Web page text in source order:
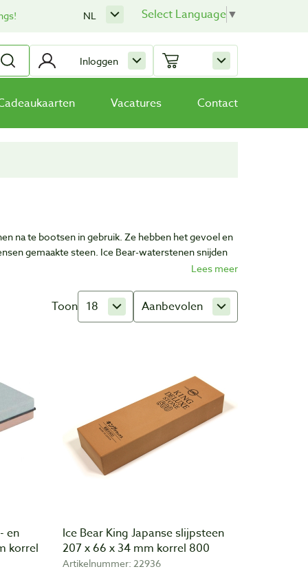
Select Language▼
NL
Inloggen
Vacatures Contact
na te bootsen in gebruik. Ze hebben het gevoel en
gemaakte steen. Ice Bear-waterstenen snijden
korrelbereik te wisselen naar steeds fijnere stenen.
Toon 18 Aanbevolen
en
korrel
Ice Bear King Japanse slijpsteen
207 x 66 x 34 mm korrel 800
Artikelnummer: 22936